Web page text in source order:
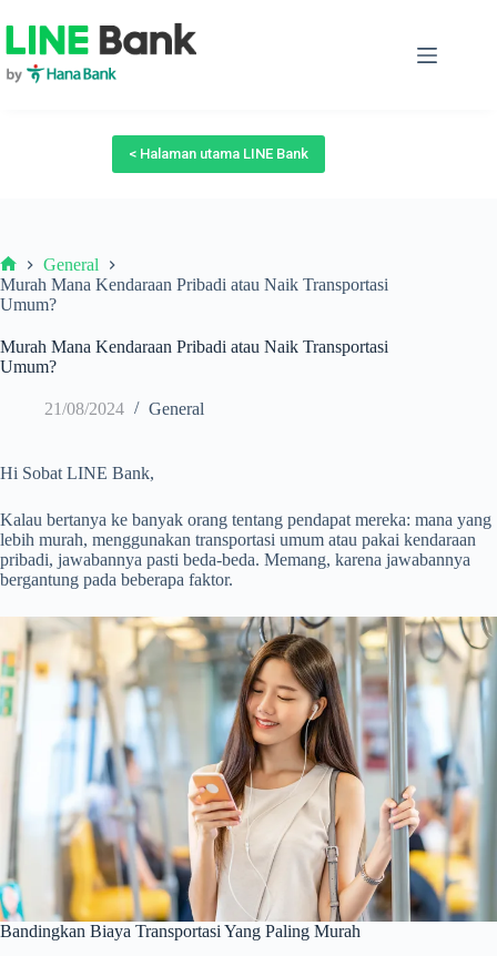
to
content
< Halaman utama LINE Bank
Beranda
General
Murah Mana Kendaraan Pribadi atau Naik Transportasi
Umum?
Murah Mana Kendaraan Pribadi atau Naik Transportasi
Umum?
21/08/2024 General
Hi Sobat LINE Bank,
Kalau bertanya ke banyak orang tentang pendapat mereka: mana yang
lebih murah, menggunakan transportasi umum atau pakai kendaraan
pribadi, jawabannya pasti beda-beda. Memang, karena jawabannya
bergantung pada beberapa faktor.
Bandingkan Biaya Transportasi Yang Paling Murah